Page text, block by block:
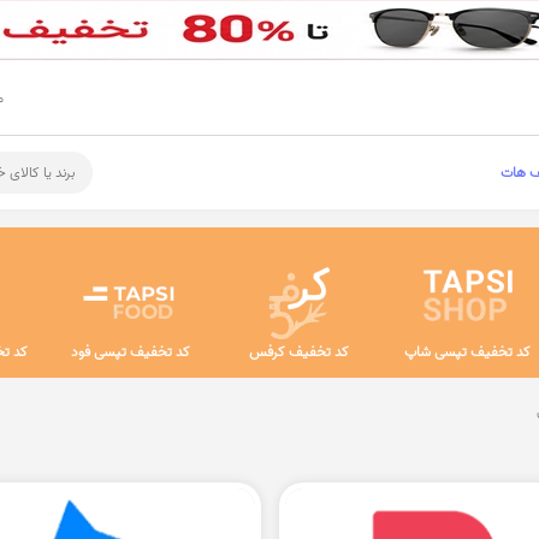
هات برند یا
کد تخفیف تپسی شاپ کد تخفیف کرفس کد تخفیف تپسی فود کد